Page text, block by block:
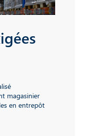
magasinier
en entrepôt